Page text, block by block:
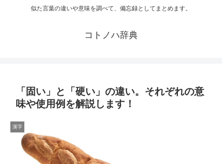
似た言葉の違いや意味を調べて、備忘録としてまとめます。
コトノハ辞典
「固い」と「硬い」の違い。それぞれの意
味や使用例を解説します！
漢字